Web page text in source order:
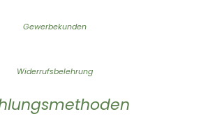
Gewerbekunden
Widerrufsbelehrung